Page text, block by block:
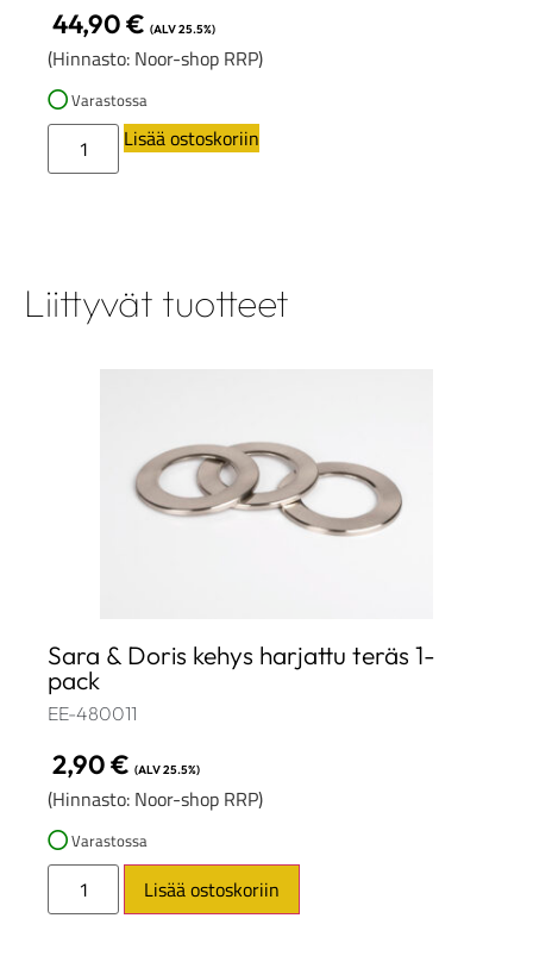
44,90€ (ALV 25.5%)
(Hinnasto: Noor-shop RRP)
Varastossa
Lisää ostoskoriin
Liittyvät tuotteet
Sara & Doris kehys harjattu teräs 1-
pack
EE-480011
2,90€ (ALV 25.5%)
(Hinnasto: Noor-shop RRP)
Varastossa
Lisää ostoskoriin